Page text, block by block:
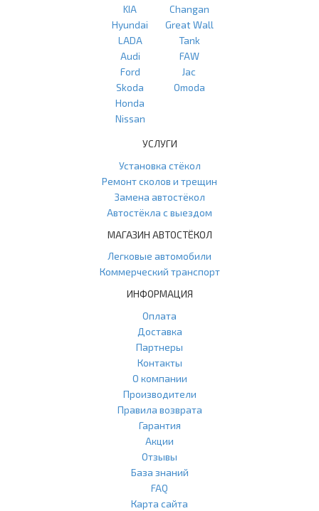
KIA
Hyundai
LADA
Audi
Ford
Skoda
Honda
Nissan
Changan
Great Wall
Tank
FAW
Jac
Omoda
УСЛУГИ
Установка стёкол
Ремонт сколов и трещин
Замена автостёкол
Автостёкла с выездом
МАГАЗИН АВТОСТЁКОЛ
Легковые автомобили
Коммерческий транспорт
ИНФОРМАЦИЯ
Оплата
Доставка
Партнеры
Контакты
О компании
Производители
Правила возврата
Гарантия
Акции
Отзывы
База знаний
FAQ
Карта сайта